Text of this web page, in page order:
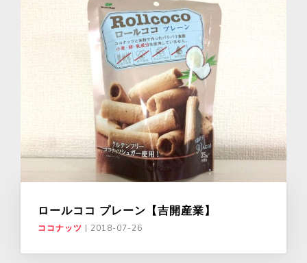
ロールココ プレーン【吉開産業】
ココナッツ | 2018-07-26